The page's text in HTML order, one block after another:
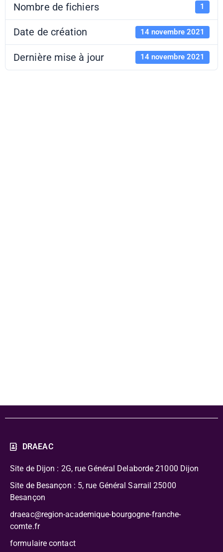
Nombre de fichiers 1
Date de création 14 novembre 2021
Dernière mise à jour 14 novembre 2021
DRAEAC
Site de Dijon : 2G, rue Général Delaborde 21000 Dijon
Site de Besançon : 5, rue Général Sarrail 25000
Besançon
draeac@region-academique-bourgogne-franche-
comte.fr
formulaire contact